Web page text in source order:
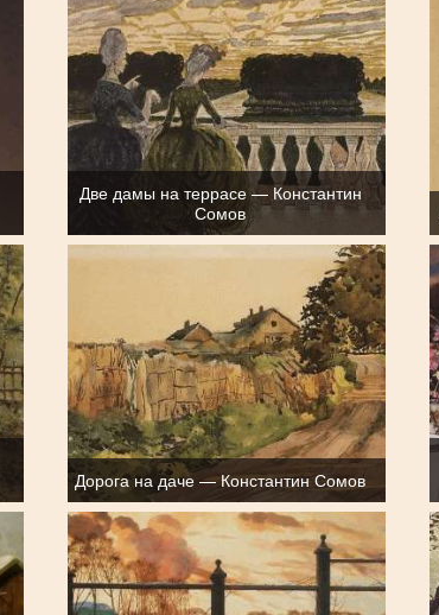
Две дамы на террасе — Константин
Сомов
Дорога на даче — Константин Сомов